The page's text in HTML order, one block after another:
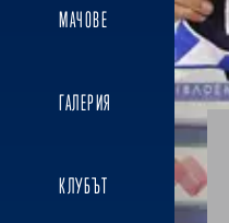
МАЧОВЕ
ГАЛЕРИЯ
КЛУБЪТ